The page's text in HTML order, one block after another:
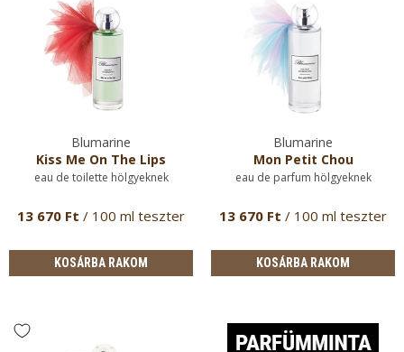
Blumarine
Kiss Me On The Lips
eau de toilette hölgyeknek
13 670 Ft / 100 ml teszter
KOSÁRBA RAKOM
Blumarine
Mon Petit Chou
eau de parfum hölgyeknek
13 670 Ft / 100 ml teszter
KOSÁRBA RAKOM